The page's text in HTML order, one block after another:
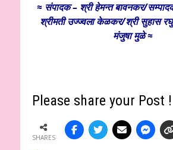
≈ संपादक – श्री हेमन्त बावनकर/
श्रीमती उज्ज्वला केळकर/श्री सुहास
मंजुषा मुळे ≈
Please share your Post !
SHARES